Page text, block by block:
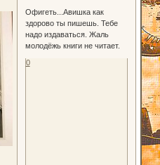
Офигеть...Авишка как
здорово ты пишешь. Тебе
надо издаваться. Жаль
молодёжь книги не читает.
0